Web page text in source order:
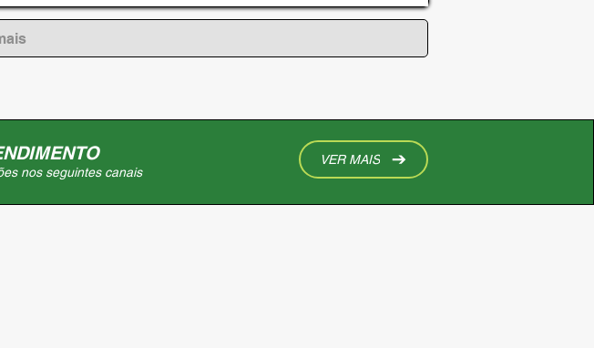
nos seguintes canais
VER MAIS